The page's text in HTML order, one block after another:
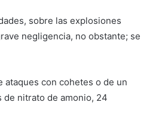
sobre las explosiones
negligencia, no obstante; se
ataques con cohetes o de un
de nitrato de amonio, 24